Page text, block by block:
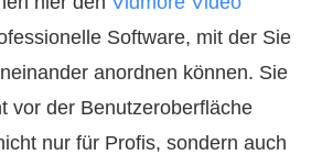
Software, mit der Sie
anordnen können. Sie
vor der Benutzeroberfläche
nur für Profis, sondern auch